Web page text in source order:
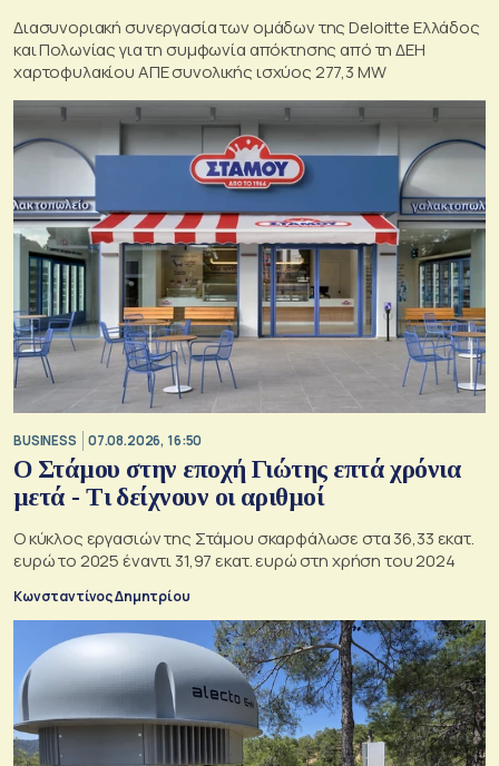
Διασυνοριακή συνεργασία των ομάδων της Deloitte Ελλάδος
και Πολωνίας για τη συμφωνία απόκτησης από τη ΔΕΗ
χαρτοφυλακίου ΑΠΕ συνολικής ισχύος 277,3 MW
BUSINESS 07.08.2026, 16:50
Ο Στάμου στην εποχή Γιώτης επτά χρόνια
μετά - Τι δείχνουν οι αριθμοί
Ο κύκλος εργασιών της Στάμου σκαρφάλωσε στα 36,33 εκατ.
ευρώ το 2025 έναντι 31,97 εκατ. ευρώ στη χρήση του 2024
Κωνσταντίνος Δημητρίου